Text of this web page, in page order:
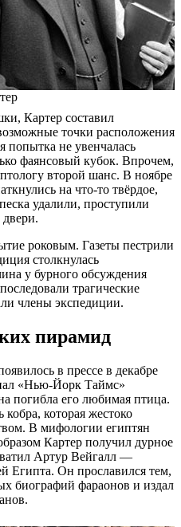
Картер составил
точки расположения
попытка не увенчалась
фаянсовый кубок. Впрочем,
второй шанс. В ноябре
на что-то твёрдое,
удалили, проступили
двери.
роковым. Газеты пестрили
столкнулась
у бурного обсуждения
трагические
члены экспедиции.
пирамид
в прессе в декабре
«Нью-Йорк Таймс»
погибла его любимая птица.
которая жестоко
В мифологии египтян
Картер получил дурное
Артур Вейгалл —
Египта. Он прославился тем,
биографий фараонов и издал